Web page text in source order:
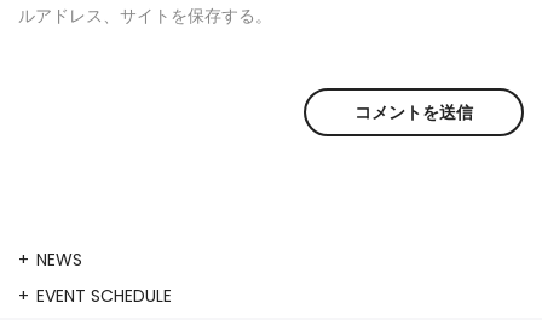
ルアドレス、サイトを保存する。
NEWS
EVENT SCHEDULE